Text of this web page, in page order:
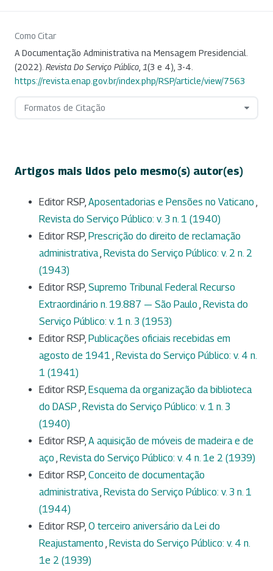
Como Citar
A Documentação Administrativa na Mensagem Presidencial.
(2022). Revista Do Serviço Público 1(3 e 4), 3-4.
https://revista.enap.gov.br/index.php/RSP/article/view/7563
Formatos de Citação
Artigos mais lidos pelo mesmo(s) autor(es)
Editor RSP, Aposentadorias e Pensões no Vaticano ,
Revista do Serviço Público: v. 3 n. 1 (1940)
Editor RSP, Prescrição do direito de reclamação
administrativa, Revista do Serviço Público: v. 2 n. 2
(1943)
Editor RSP, Supremo Tribunal Federal Recurso
Extraordinário n. 19.887 — São Paulo , Revista do
Serviço Público: v. 1 n. 3 (1953)
Editor RSP, Publicações oficiais recebidas em
agosto de 1941 , Revista do Serviço Público: v. 4 n.
1 (1941)
Editor RSP, Esquema da organização da biblioteca
do DASP , Revista do Serviço Público: v. 1 n. 3
(1940)
Editor RSP, A aquisição de móveis de madeira e de
aço , Revista do Serviço Público: v. 4 n. 1e 2 (1939)
Editor RSP, Conceito de documentação
administrativa, Revista do Serviço Público: v. 3 n. 1
(1944)
Editor RSP, O terceiro aniversário da Lei do
Reajustamento , Revista do Serviço Público: v. 4 n.
1e 2 (1939)